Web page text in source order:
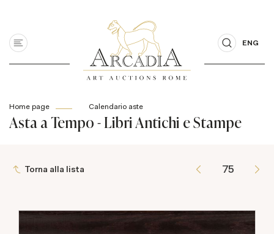
ENG
Home page Calendario aste
Asta a Tempo - Libri Antichi e Stampe
Torna alla lista